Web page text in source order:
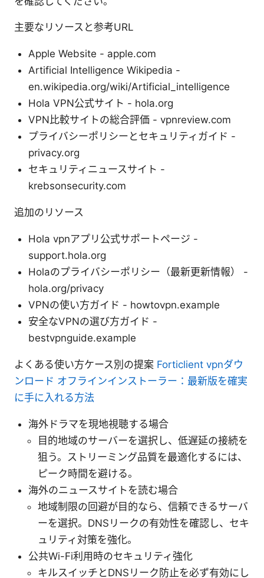
主要なリソースと参考URL
Apple Website - apple.com
Artificial Intelligence Wikipedia -
en.wikipedia.org/wiki/Artificial_intelligence
Hola VPN公式サイト - hola.org
VPN比較サイトの総合評価 - vpnreview.com
プライバシーポリシーとセキュリティガイド -
privacy.org
セキュリティニュースサイト -
krebsonsecurity.com
追加のリソース
Hola vpnアプリ公式サポートページ -
support.hola.org
Holaのプライバシーポリシー（最新更新情報） -
hola.org/privacy
VPNの使い方ガイド - howtovpn.example
安全なVPNの選び方ガイド -
bestvpnguide.example
よくある使い方ケース別の提案 Forticlient vpnダウ
ンロード オフラインインストーラー：最新版を確実
に手に入れる方法
海外ドラマを現地視聴する場合
目的地域のサーバーを選択し、低遅延の接続を
狙う。ストリーミング品質を最適化するには、
ピーク時間を避ける。
海外のニュースサイトを読む場合
地域制限の回避が目的なら、信頼できるサーバ
ーを選択。DNSリークの有効性を確認し、セキ
ュリティ対策を強化。
公共Wi-Fi利用時のセキュリティ強化
キルスイッチとDNSリーク防止を必ず有効にし